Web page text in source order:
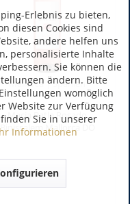
Mallorca | Spanien
Macia Batle Rosado
Binissalem Mallorca DO
Nr.: 6371
Erlebnis zu bieten,
diesen Cookies sind
andere helfen uns
personalisierte Inhalte
Sie können die
ändern. Bitte
womöglich
Website zur Verfügung
Sie in unserer
Informationen